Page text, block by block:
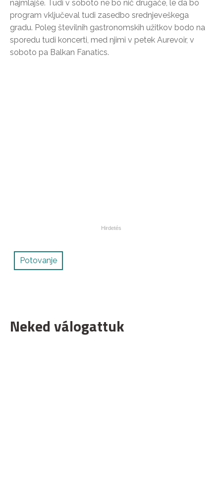
najmlajše. Tudi v soboto ne bo nič drugače, le da bo
program vključeval tudi zasedbo srednjeveškega
gradu. Poleg številnih gastronomskih užitkov bodo na
sporedu tudi koncerti, med njimi v petek Aurevoir, v
soboto pa Balkan Fanatics.
Potovanje
Neked válogattuk